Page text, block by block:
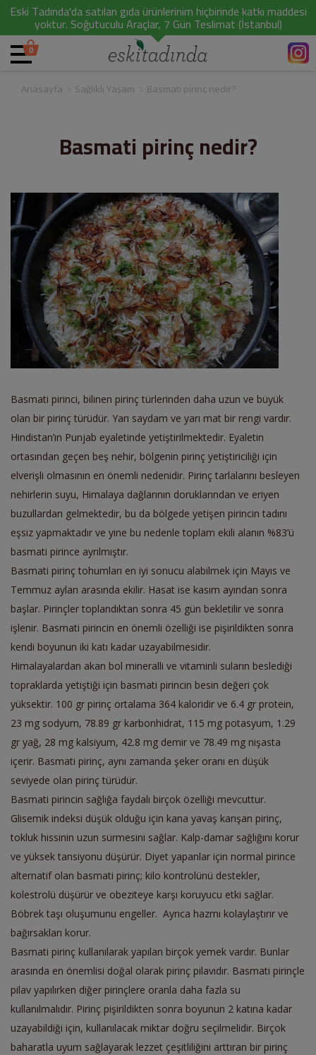
Eski Tadında'da satılan gıda ürünlerinim hiçbirinde katkı maddesi
yoktur. Soğutuculu Araçlar, 7 Gün Teslimat (İstanbul)
0
Anasayfa Sağlıklı Yaşam Basmati pirinç nedir?
Basmati pirinç nedir?
Basmati pirinci, bilinen pirinç türlerinden daha uzun ve büyük
olan bir pirinç türüdür. Yarı saydam ve yarı mat bir rengi vardır.
Hindistan’ın Punjab eyaletinde yetiştirilmektedir. Eyaletin
ortasından geçen beş nehir, bölgenin pirinç yetiştiriciliği için
elverişli olmasının en önemli nedenidir. Pirinç tarlalarını besleyen
nehirlerin suyu, Himalaya dağlarının doruklarından ve eriyen
buzullardan gelmektedir, bu da bölgede yetişen pirincin tadını
eşsiz yapmaktadır ve yine bu nedenle toplam ekili alanın %83’ü
basmati pirince ayrılmıştır.
Basmati pirinç tohumları en iyi sonucu alabilmek için Mayıs ve
Temmuz ayları arasında ekilir. Hasat ise kasım ayından sonra
başlar. Pirinçler toplandıktan sonra 45 gün bekletilir ve sonra
işlenir. Basmati pirincin en önemli özelliği ise pişirildikten sonra
kendi boyunun iki katı kadar uzayabilmesidir.
Himalayalardan akan bol mineralli ve vitaminli suların beslediği
topraklarda yetiştiği için basmati pirincin besin değeri çok
yüksektir. 100 gr pirinç ortalama 364 kaloridir ve 6.4 gr protein,
23 mg sodyum, 78.89 gr karbonhidrat, 115 mg potasyum, 1.29
gr yağ, 28 mg kalsiyum, 42.8 mg demir ve 78.49 mg nişasta
içerir. Basmati pirinç, aynı zamanda şeker oranı en düşük
seviyede olan pirinç türüdür.
Basmati pirincin sağlığa faydalı birçok özelliği mevcuttur.
Glisemik indeksi düşük olduğu için kana yavaş karışan pirinç,
tokluk hissinin uzun sürmesini sağlar. Kalp-damar sağlığını korur
ve yüksek tansiyonu düşürür. Diyet yapanlar için normal pirince
alternatif olan basmati pirinç; kilo kontrolünü destekler,
kolestrolü düşürür ve obeziteye karşı koruyucu etki sağlar.
Böbrek taşı oluşumunu engeller. Ayrıca hazmı kolaylaştırır ve
bağırsakları korur.
Basmati pirinç kullanılarak yapılan birçok yemek vardır. Bunlar
arasında en önemlisi doğal olarak pirinç pilavıdır. Basmati pirinçle
pilav yapılırken diğer pirinçlere oranla daha fazla su
kullanılmalıdır. Pirinç pişirildikten sonra boyunun 2 katına kadar
uzayabildiği için, kullanılacak miktar doğru seçilmelidir. Birçok
baharatla uyum sağlayarak lezzet çeşitliliğini arttıran bir pirinç